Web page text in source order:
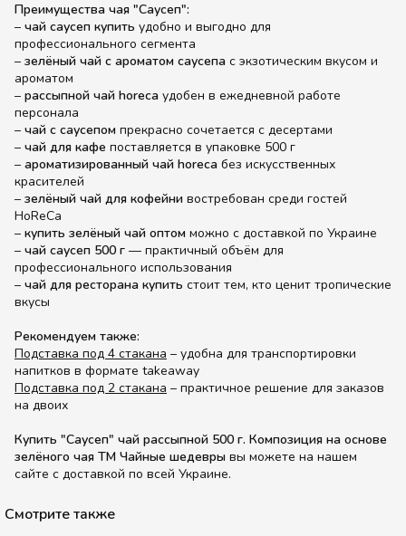
Преимущества чая "Саусеп":
– чай саусеп купить удобно и выгодно для
профессионального сегмента
– зелёный чай с ароматом саусепа с экзотическим вкусом и
ароматом
– рассыпной чай horeca удобен в ежедневной работе
персонала
– чай с саусепом прекрасно сочетается с десертами
– чай для кафе поставляется в упаковке 500 г
– ароматизированный чай horeca без искусственных
красителей
– зелёный чай для кофейни востребован среди гостей
HoReCa
– купить зелёный чай оптом можно с доставкой по Украине
– чай саусеп 500 г — практичный объём для
профессионального использования
– чай для ресторана купить стоит тем, кто ценит тропические
вкусы
Рекомендуем также:
Подставка под 4 стакана – удобна для транспортировки
напитков в формате takeaway
Подставка под 2 стакана – практичное решение для заказов
на двоих
Купить "Саусеп" чай рассыпной 500 г. Композиция на основе
зелёного чая ТМ Чайные шедевры вы можете на нашем
сайте с доставкой по всей Украине.
Смотрите также